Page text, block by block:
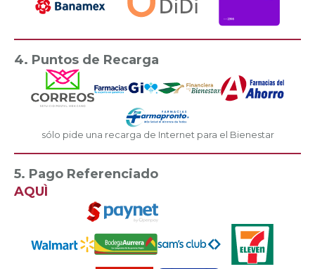
4. Puntos de Recarga
sólo pide una recarga de Internet para el Bienestar
5. Pago Referenciado
AQUÌ